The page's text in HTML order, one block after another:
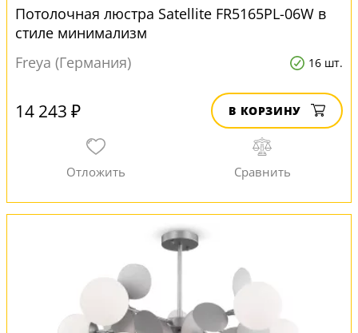
Потолочная люстра Satellite FR5165PL-06W в
стиле минимализм
Freya (Германия)
16 шт.
14 243 ₽ В КОРЗИНУ